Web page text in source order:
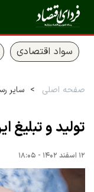
سواد اقتصادی
صفحه اصلی سایر
تولید و
۱۲ اسفند ۱۴۰۲ - ۱۸:۰۵